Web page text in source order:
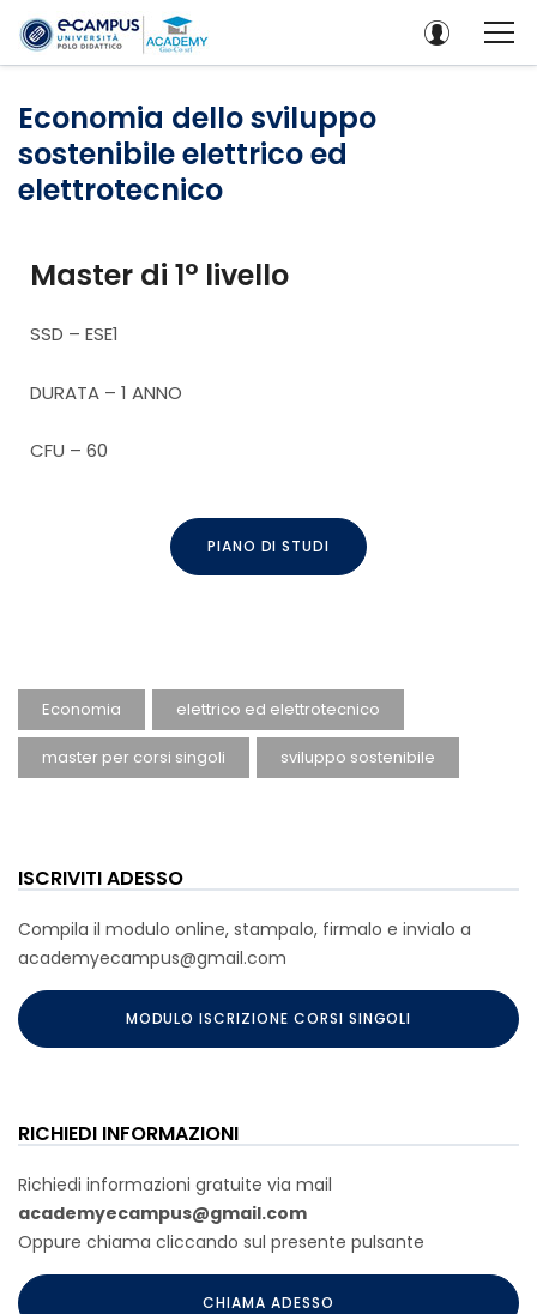
Economia dello sviluppo
sostenibile elettrico ed
elettrotecnico
Master di 1° livello
SSD – ESE1
DURATA – 1 ANNO
CFU – 60
PIANO DI STUDI
Economia elettrico ed elettrotecnico
master per corsi singoli sviluppo sostenibile
ISCRIVITI ADESSO
Compila il modulo online, stampalo, firmalo e invialo a
academyecampus@gmail.com
MODULO ISCRIZIONE CORSI SINGOLI
RICHIEDI INFORMAZIONI
Richiedi informazioni gratuite via mail
academyecampus@gmail.com
Oppure chiama cliccando sul presente pulsante
CHIAMA ADESSO